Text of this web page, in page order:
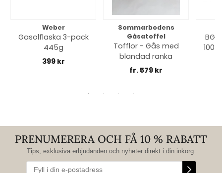
Weber
Gasolflaska 3-pack
445g
399 kr
Sommarbodens
Gåsatoffel
Tofflor - Gås med
blandad ranka
fr. 579 kr
PRENUMERERA OCH FÅ 10 % RABATT
Tips, exklusiva erbjudanden och nyheter direkt i din inkorg.